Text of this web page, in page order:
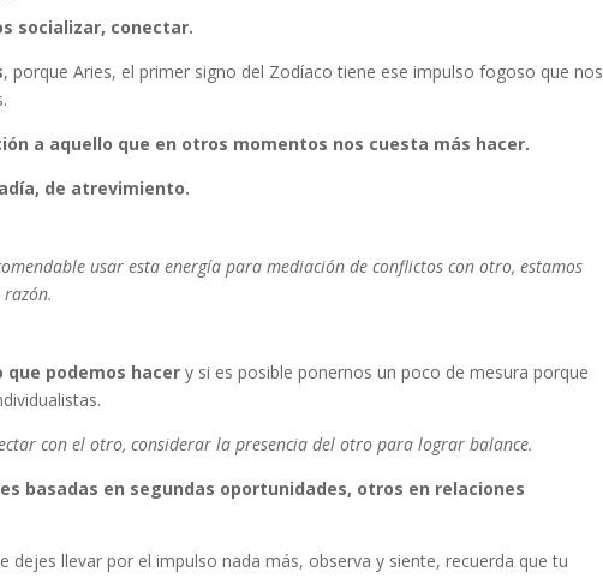
socializar, conectar.
, porque Aries, el primer signo del Zodíaco tiene ese impulso fogoso que nos
a aquello que en otros momentos nos cuesta más hacer.
de atrevimiento.
usar esta energía para mediación de conflictos con otro, estamos
que podemos hacer y si es posible ponernos un poco de mesura porque
con el otro, considerar la presencia del otro para lograr balance.
basadas en segundas oportunidades, otros en relaciones
dejes llevar por el impulso nada más, observa y siente, recuerda que tu